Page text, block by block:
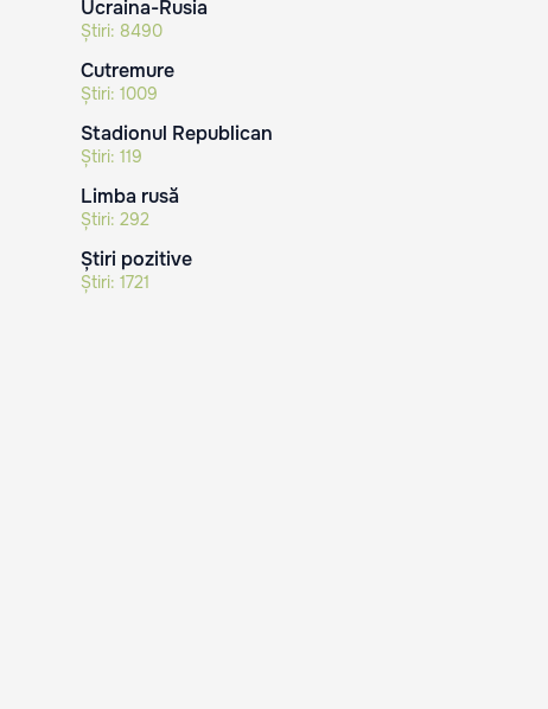
Ucraina-Rusia
Știri: 8490
Cutremure
Știri: 1009
Stadionul Republican
Știri: 119
Limba rusă
Știri: 292
Știri pozitive
Știri: 1721